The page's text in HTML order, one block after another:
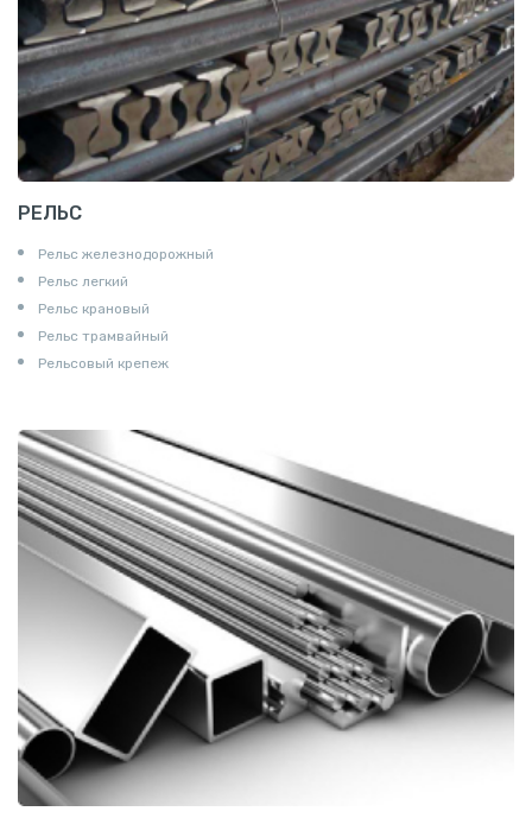
РЕЛЬС
Рельс железнодорожный
Рельс легкий
Рельс крановый
Рельс трамвайный
Рельсовый крепеж